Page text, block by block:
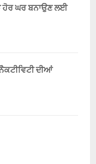
ਹੋਰ ਘਰ ਬਨਾਉਣ ਲਈ
ਦੀਆਂ